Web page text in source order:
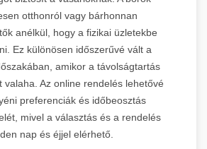
otthonról vagy bárhonnan
anélkül, hogy a fizikai üzletekbe
Ez különösen időszerűvé vált a
amikor a távolságtartás
valaha. Az online rendelés lehetővé
preferenciák és időbeosztás
mivel a választás és a rendelés
nap és éjjel elérhető.